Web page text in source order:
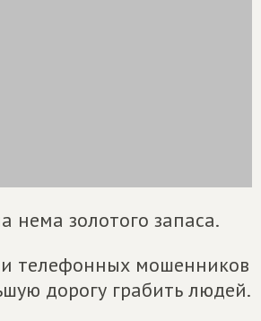
нема золотого запаса.
телефонных мошенников
дорогу грабить людей.